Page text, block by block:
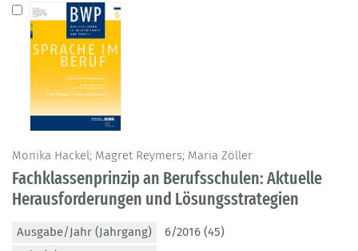
Monika Hackel; Magret Reymers; Maria Zöller
Fachklassenprinzip an Berufsschulen: Aktuelle
Herausforderungen und Lösungsstrategien
Ausgabe/Jahr (Jahrgang)
6/2016 (45)